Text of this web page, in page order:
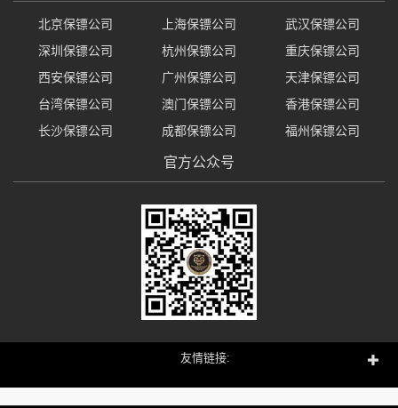
北京保镖公司 上海保镖公司
武汉保镖公司
深圳保镖公司
杭州保镖公司
重庆保镖公司
西安保镖公司
广州保镖公司
天津保镖公司
台湾保镖公司
澳门保镖公司
香港保镖公司
长沙保镖公司
成都保镖公司 福州保镖公司
官方公众号
友情链接: